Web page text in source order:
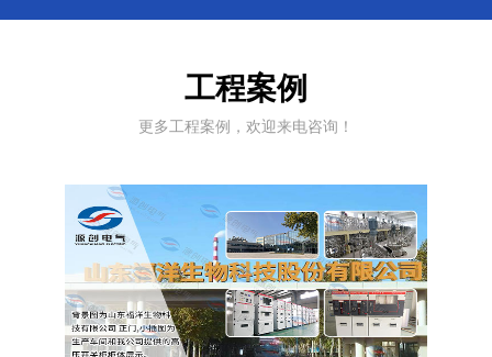
工程案例
更多工程案例，欢迎来电咨询！